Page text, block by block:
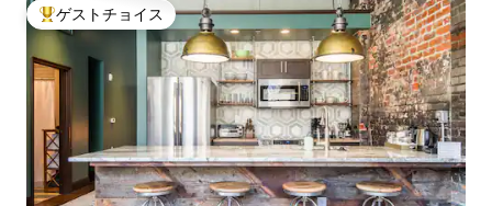
大好評のゲストチョイスです。
ゲストチョイス